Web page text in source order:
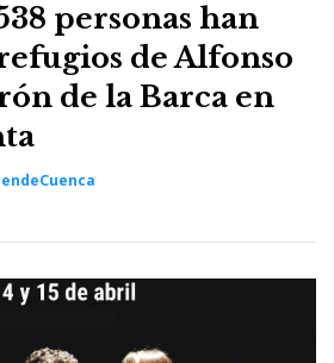
personas han
de Alfonso
de la Barca en